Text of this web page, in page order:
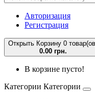
Авторизация
Регистрация
Открыть Корзину 0
0.00 грн.
В корзине пусто!
Категории Категории